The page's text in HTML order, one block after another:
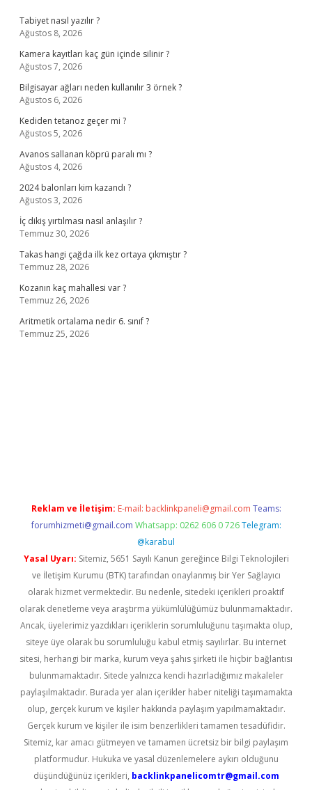
Tabiyet nasıl yazılır ?
Ağustos 8, 2026
Kamera kayıtları kaç gün içinde silinir ?
Ağustos 7, 2026
Bilgisayar ağları neden kullanılır 3 örnek ?
Ağustos 6, 2026
Kediden tetanoz geçer mi ?
Ağustos 5, 2026
Avanos sallanan köprü paralı mı ?
Ağustos 4, 2026
2024 balonları kim kazandı ?
Ağustos 3, 2026
İç dikiş yırtılması nasıl anlaşılır ?
Temmuz 30, 2026
Takas hangi çağda ilk kez ortaya çıkmıştır ?
Temmuz 28, 2026
Kozanın kaç mahallesi var ?
Temmuz 26, 2026
Aritmetik ortalama nedir 6. sınıf ?
Temmuz 25, 2026
Reklam ve İletişim: E-mail: backlinkpaneli@gmail.com Teams:
forumhizmeti@gmail.com Whatsapp: 0262 606 0 726 Telegram:
@karabul
Yasal Uyarı: Sitemiz, 5651 Sayılı Kanun gereğince Bilgi Teknolojileri
ve İletişim Kurumu (BTK) tarafından onaylanmış bir Yer Sağlayıcı
olarak hizmet vermektedir. Bu nedenle, sitedeki içerikleri proaktif
olarak denetleme veya araştırma yükümlülüğümüz bulunmamaktadır.
Ancak, üyelerimiz yazdıkları içeriklerin sorumluluğunu taşımakta olup,
siteye üye olarak bu sorumluluğu kabul etmiş sayılırlar. Bu internet
sitesi, herhangi bir marka, kurum veya şahıs şirketi ile hiçbir bağlantısı
bulunmamaktadır. Sitede yalnızca kendi hazırladığımız makaleler
paylaşılmaktadır. Burada yer alan içerikler haber niteliği taşımamakta
olup, gerçek kurum ve kişiler hakkında paylaşım yapılmamaktadır.
Gerçek kurum ve kişiler ile isim benzerlikleri tamamen tesadüfidir.
Sitemiz, kar amacı gütmeyen ve tamamen ücretsiz bir bilgi paylaşım
platformudur. Hukuka ve yasal düzenlemelere aykırı olduğunu
düşündüğünüz içerikleri, backlinkpanelicomtr@gmail.com